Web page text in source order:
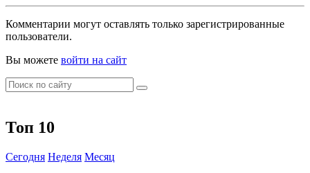
Комментарии могут оставлять только зарегистрированные
пользователи.
Вы можете войти на сайт
Топ 10
Сегодня Неделя Месяц